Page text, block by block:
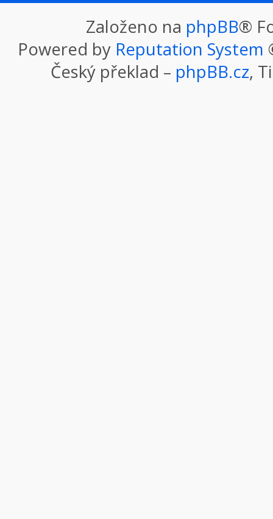
Založeno na phpBB®
Powered by Reputation System
Český překlad – phpBB.cz,